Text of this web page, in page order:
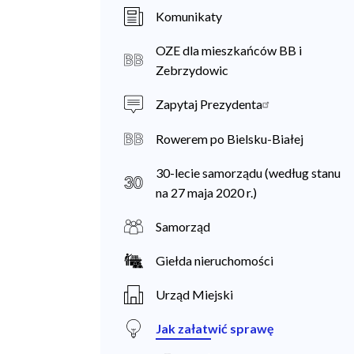
a
i
e
Komunikaty
OZE dla mieszkańców BB i
Zebrzydowic
Zapytaj Prezydenta
Rowerem po Bielsku-Białej
30-lecie samorządu (według stanu
na 27 maja 2020 r.)
Samorząd
Giełda nieruchomości
Urząd Miejski
Jak załatwić sprawę